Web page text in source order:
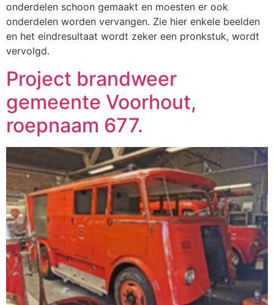
onderdelen schoon gemaakt en moesten er ook
onderdelen worden vervangen. Zie hier enkele beelden
en het eindresultaat wordt zeker een pronkstuk, wordt
vervolgd.
Project brandweer
gemeente Voorhout,
roepnaam 677.